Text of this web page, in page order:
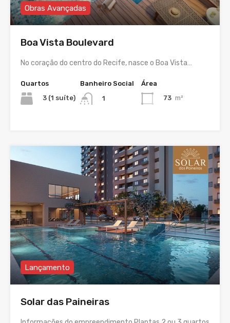
Obras Avançadas
Boa Vista Boulevard
No coração do centro do Recife, nasce o Boa Vista…
Quartos
3 (1 suíte)
Banheiro Social
1
Área
73 m²
Lançamento
Solar das Paineiras